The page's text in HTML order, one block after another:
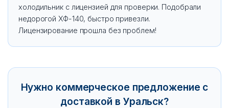
холодильник с лицензией для проверки. Подобрали
недорогой ХФ-140, быстро привезли.
Лицензирование прошла без проблем!
Нужно коммерческое предложение с
доставкой в Уральск?